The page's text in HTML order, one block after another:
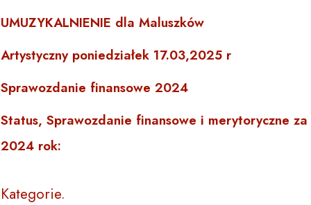
UMUZYKALNIENIE dla Maluszków
Artystyczny poniedziałek 17.03,2025 r
Sprawozdanie finansowe 2024
Status, Sprawozdanie finansowe i merytoryczne za
2024 rok:
Kategorie